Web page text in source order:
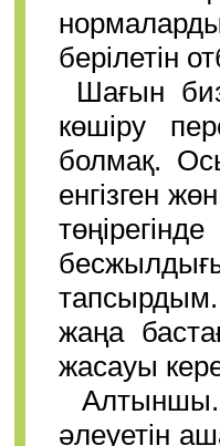
берілетін
Шағын
көшіру
болмақ.
енгізген
тапсырдым.
жаңа
жасауы
Алтыншы.
әлеуетін